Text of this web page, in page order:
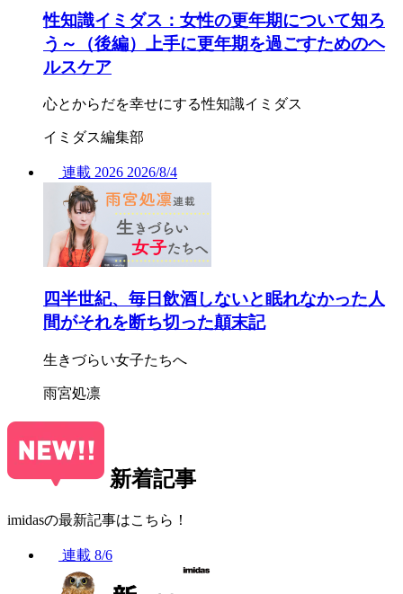
性知識イミダス：女性の更年期について知ろ
う～（後編）上手に更年期を過ごすためのヘ
ルスケア
心とからだを幸せにする性知識イミダス
イミダス編集部
連載 2026 2026/8/4
四半世紀、毎日飲酒しないと眠れなかった人
間がそれを断ち切った顛末記
生きづらい女子たちへ
雨宮処凛
新着記事
imidasの最新記事はこちら！
連載 8/6